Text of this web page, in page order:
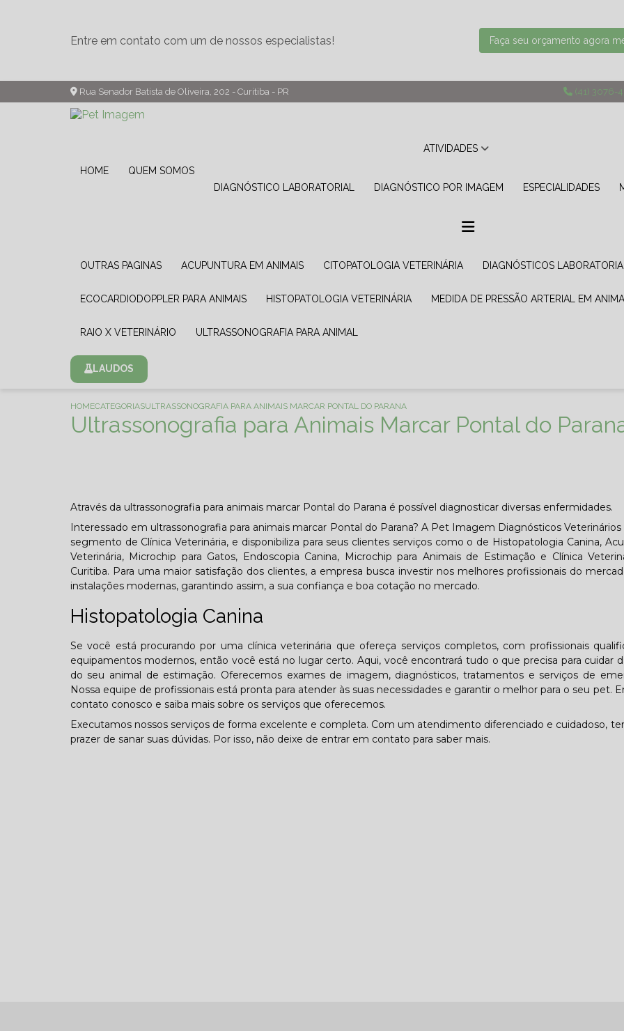
Entre em contato com um de nossos especialistas! Faça seu orçamento agora
Rua Senador Batista de Oliveira, 202 - Curitiba - PR (41) 3076-
HOME QUEM SOMOS
ATIVIDADES
DIAGNÓSTICO LABORATORIAL DIAGNÓSTICO POR IMAGEM ESPECIALIDADES
OUTRAS PAGINAS ACUPUNTURA EM ANIMAIS CITOPATOLOGIA VETERINÁRIA DIAGNÓSTICOS
ECOCARDIODOPPLER PARA ANIMAIS HISTOPATOLOGIA VETERINÁRIA MEDIDA DE PRESSÃO ARTERIAL EM
RAIO X VETERINÁRIO ULTRASSONOGRAFIA PARA ANIMAL
LAUDOS
HOMECATEGORIASULTRASSONOGRAFIA PARA ANIMAIS MARCAR PONTAL DO PARANA
Ultrassonografia para Animais Marcar Pontal do
Através da ultrassonografia para animais marcar Pontal do Parana é possível diagnosticar diversas enfermidades.
Interessado em ultrassonografia para animais marcar Pontal do Parana? A Pet Imagem Diagnósticos
segmento de Clínica Veterinária, e disponibiliza para seus clientes serviços como o de Histopatologia Canina,
Veterinária, Microchip para Gatos, Endoscopia Canina, Microchip para Animais de Estimação e Clínica
Curitiba. Para uma maior satisfação dos clientes, a empresa busca investir nos melhores profissionais do
instalações modernas, garantindo assim, a sua confiança e boa cotação no mercado.
Histopatologia Canina
Se você está procurando por uma clínica veterinária que ofereça serviços completos, com profissionais
equipamentos modernos, então você está no lugar certo. Aqui, você encontrará tudo o que precisa para cuidar
do seu animal de estimação. Oferecemos exames de imagem, diagnósticos, tratamentos e serviços de
Nossa equipe de profissionais está pronta para atender às suas necessidades e garantir o melhor para o seu pet.
contato conosco e saiba mais sobre os serviços que oferecemos.
Executamos nossos serviços de forma excelente e completa. Com um atendimento diferenciado e cuidadoso,
prazer de sanar suas dúvidas. Por isso, não deixe de entrar em contato para saber mais.